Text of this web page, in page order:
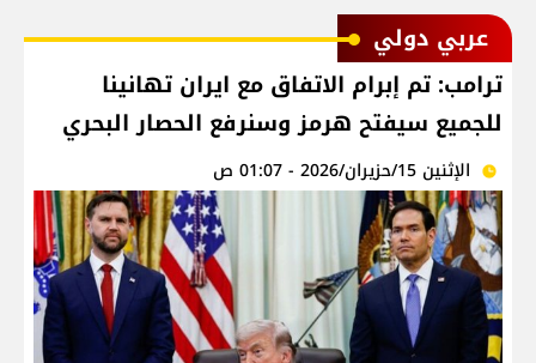
عربي دولي
ترامب: تم إبرام الاتفاق مع ايران تهانينا
للجميع سيفتح هرمز وسنرفع الحصار البحري
الإثنين 15/حزيران/2026 - 01:07 ص